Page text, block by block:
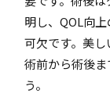
明し、QOL向
可欠です。美し
術前から術後
う。